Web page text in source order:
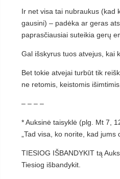
Ir net visa tai nubraukus (kad
gausini) – padėka ar geras
paprasčiausiai suteikia gerų
Gal išskyrus tuos atvejus, kai
Bet tokie atvejai turbūt tik
ne retomis, keistomis
– – – –
* Auksinė taisyklė (plg. Mt 7,
„Tad visa, ko norite, kad
TIESIOG IŠBANDYKIT tą
Tiesiog išbandykit.